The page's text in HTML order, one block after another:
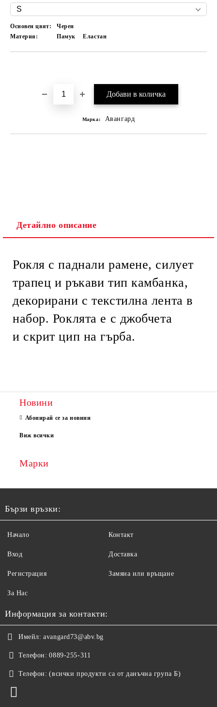
Основен цвят:
Черен
Материя:
Памук Еластан
Марка: Авангард
Детайлно описание
Рокля с паднали рамене, силует
трапец и ръкави тип камбанка,
декорирани с текстилна лента в
набор. Роклята е с джобчета
и скрит цип на гърба.
Новини
Абонирай се за новини
Виж всички
Марки
Бързи връзки:
Начало
Вход
Регистрация
За Нас
Контакт
Доставка
Замяна или връщане
Информация за контакти:
Имейл: avangard73@abv.bg
Телефон: 0889-255-311
Телефон: (всички продукти са от данъчна група Б)